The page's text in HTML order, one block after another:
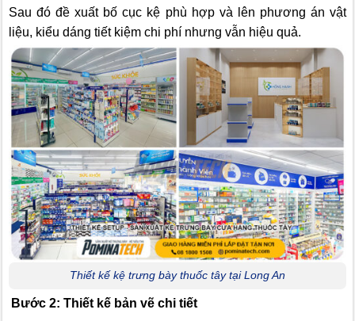
Sau đó đề xuất bố cục kệ phù hợp và lên phương án vật
liệu, kiểu dáng tiết kiệm chi phí nhưng vẫn hiệu quả.
Thiết kế kệ trưng bày thuốc tây tại Long An
Bước 2: Thiết kế bản vẽ chi tiết